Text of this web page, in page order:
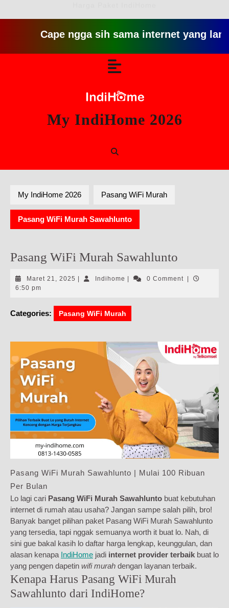
Cape ngga sih sama internet yang lambat
My IndiHome 2026
My IndiHome 2026 Pasang WiFi Murah
Pasang WiFi Murah Sawahlunto
Pasang WiFi Murah Sawahlunto
Maret 21, 2025 Maret
Indihome Indihome0 Comment
6:50 pm
Categories: Pasang WiFi Murah
Pasang WiFi Murah Sawahlunto | Mulai 100 Ribuan
Per Bulan
Lo lagi cari Pasang WiFi Murah Sawahlunto buat kebutuhan
internet di rumah atau usaha? Jangan sampe salah pilih, bro!
Banyak banget pilihan paket Pasang WiFi Murah Sawahlunto
yang tersedia, tapi nggak semuanya worth it buat lo. Nah, di
sini gue bakal kasih lo daftar harga lengkap, keunggulan, dan
alasan kenapa IndiHome jadi internet provider terbaik buat lo
yang pengen dapetin wifi murah dengan layanan terbaik.
Kenapa Harus Pasang WiFi Murah
Sawahlunto dari IndiHome?